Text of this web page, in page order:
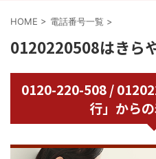
HOME > 電話番号一覧 >
0120220508はきら
0120-220-508 /
行」からの